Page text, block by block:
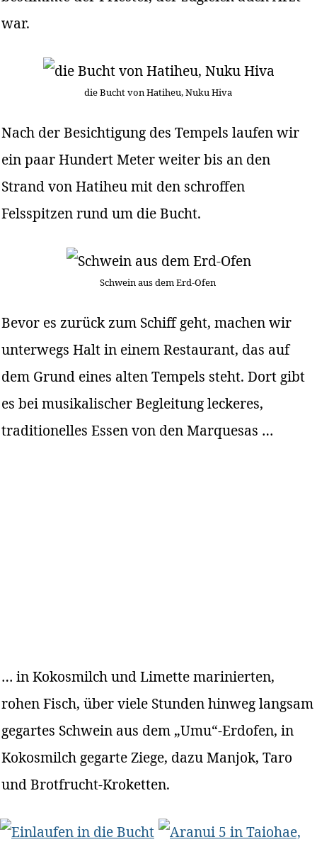
war.
die Bucht von Hatiheu, Nuku Hiva
Nach der Besichtigung des Tempels laufen wir
ein paar Hundert Meter weiter bis an den
Strand von Hatiheu mit den schroffen
Felsspitzen rund um die Bucht.
Schwein aus dem Erd-Ofen
Bevor es zurück zum Schiff geht, machen wir
unterwegs Halt in einem Restaurant, das auf
dem Grund eines alten Tempels steht. Dort gibt
es bei musikalischer Begleitung leckeres,
traditionelles Essen von den Marquesas …
… in Kokosmilch und Limette marinierten,
rohen Fisch, über viele Stunden hinweg langsam
gegartes Schwein aus dem „Umu“-Erdofen, in
Kokosmilch gegarte Ziege, dazu Manjok, Taro
und Brotfrucht-Kroketten.